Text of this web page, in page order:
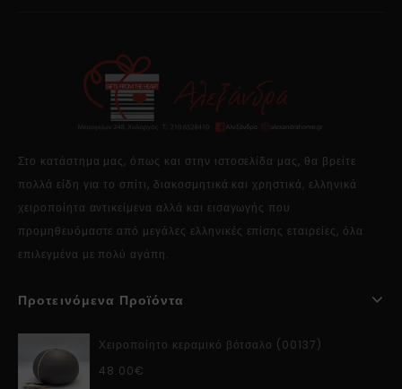
Στο κατάστημα μας, όπως και στην ιστοσελίδα μας, θα βρείτε
πολλά είδη για το σπίτι, διακοσμητικά και χρηστικά, ελληνικά
χειροποίητα αντικείμενα αλλά και εισαγωγής που
προμηθευόμαστε από μεγάλες ελληνικές επίσης εταιρείες, όλα
επιλεγμένα με πολύ αγάπη.
Προτεινόμενα Προϊόντα
Χειροποίητο κεραμικό βότσαλο (00137)
48.00€